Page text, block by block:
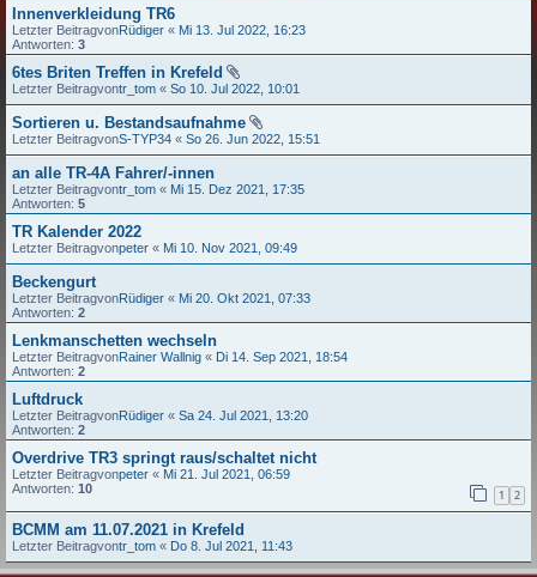
Innenverkleidung TR6
Letzter BeitragvonRüdiger « Mi 13. Jul 2022, 16:23
Antworten: 3
6tes Briten Treffen in Krefeld
Letzter Beitragvontr_tom « So 10. Jul 2022, 10:01
Sortieren u. Bestandsaufnahme
Letzter BeitragvonS-TYP34 « So 26. Jun 2022, 15:51
an alle TR-4A Fahrer/-innen
Letzter Beitragvontr_tom « Mi 15. Dez 2021, 17:35
Antworten: 5
TR Kalender 2022
Letzter Beitragvonpeter « Mi 10. Nov 2021, 09:49
Beckengurt
Letzter BeitragvonRüdiger « Mi 20. Okt 2021, 07:33
Antworten: 2
Lenkmanschetten wechseln
Letzter BeitragvonRainer Wallnig « Di 14. Sep 2021, 18:54
Antworten: 2
Luftdruck
Letzter BeitragvonRüdiger « Sa 24. Jul 2021, 13:20
Antworten: 2
Overdrive TR3 springt raus/schaltet nicht
Letzter Beitragvonpeter « Mi 21. Jul 2021, 06:59
Antworten: 10 1 2
BCMM am 11.07.2021 in Krefeld
Letzter Beitragvontr_tom « Do 8. Jul 2021, 11:43